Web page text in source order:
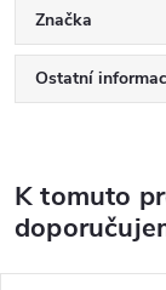
Značka
Ostatní
K tomuto